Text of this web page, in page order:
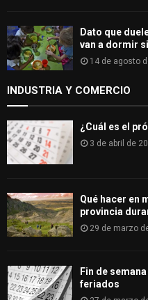
Dato que
van a dormir
14 de agosto
INDUSTRIA Y COMERCIO
¿Cuál es el
3 de abril de
Qué hacer en
provincia
29 de marzo
Fin de
feriados